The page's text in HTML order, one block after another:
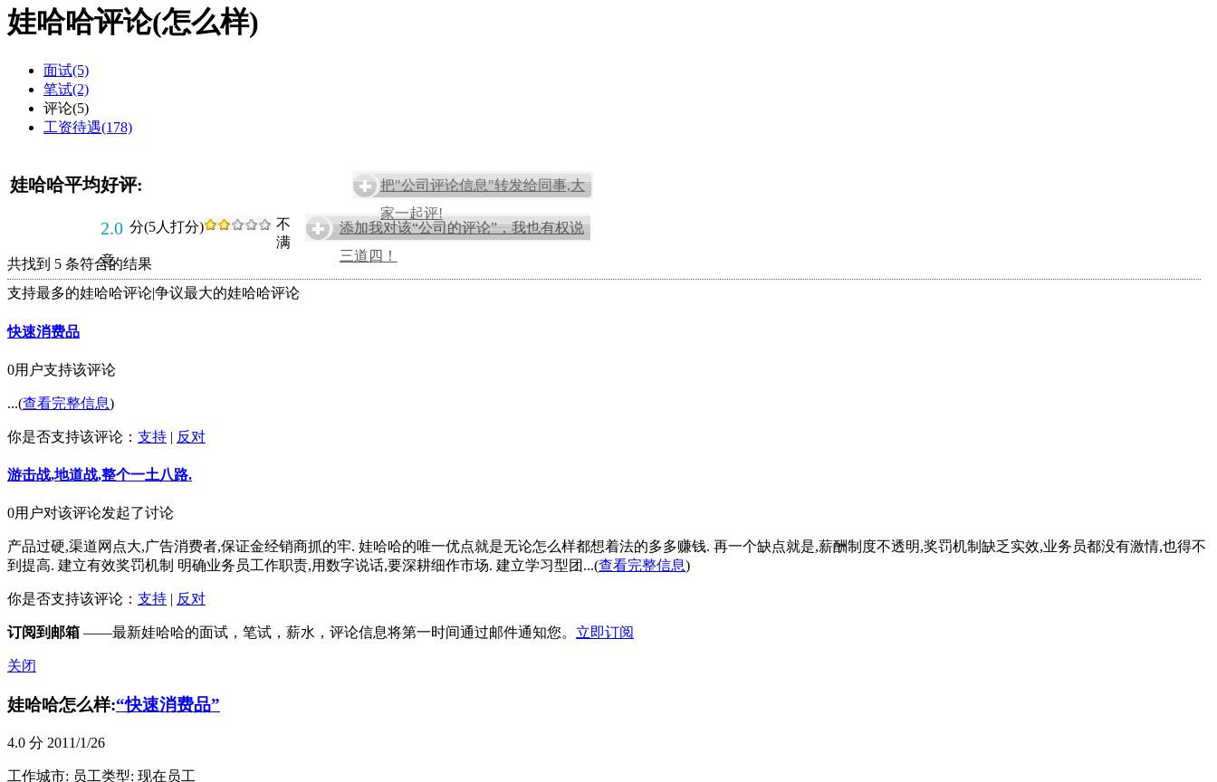
娃哈哈评论(怎么样)
面试(5)
笔试(2)
评论(5)
工资待遇(178)
娃哈哈平均好评:
2.0 分(5人打分)
不
满
意
把"公司评论信息"转发给同事,大
家一起评!
添加我对该“公司的评论”，我也有权说
三道四！
共找到 5 条符合的结果
支持最多的娃哈哈评论|争议最大的娃哈哈评论
快速消费品
0用户支持该评论
...(查看完整信息)
你是否支持该评论： 支持 | 反对
游击战,地道战,整个一土八路.
0用户对该评论发起了讨论
产品过硬,渠道网点大,广告消费者,保证金经销商抓的牢. 娃哈哈的唯一优点就是无论怎么样都想着法的多多赚钱. 再一个缺点就是,薪酬制度不透明,奖罚机制缺乏实效,业务员都没有激情,也得不
到提高. 建立有效奖罚机制 明确业务员工作职责,用数字说话,要深耕细作市场. 建立学习型团...(查看完整信息)
你是否支持该评论： 支持 | 反对
订阅到邮箱 ——最新娃哈哈的面试，笔试，薪水，评论信息将第一时间通过邮件通知您。 立即订阅
关闭
娃哈哈怎么样:“快速消费品”
4.0 分 2011/1/26
工作城市: 员工类型: 现在员工